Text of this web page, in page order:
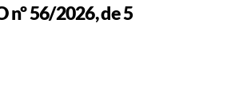
56/2026, de 5